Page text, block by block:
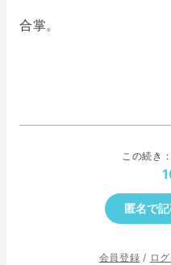
合掌。
この続き
匿名で
会員登録 / ロ